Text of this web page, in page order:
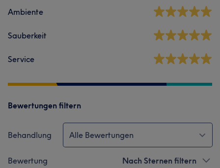
Ambiente
Sauberkeit
Service
Bewertungen filtern
Behandlung Alle Bewertungen
Bewertung Nach Sternen filtern